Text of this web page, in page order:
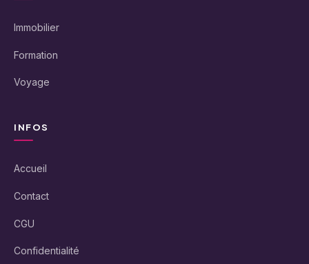
Immobilier
Formation
Voyage
INFOS
Accueil
Contact
CGU
Confidentialité